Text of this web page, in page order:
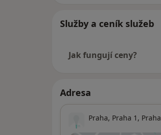
Služby a ceník služeb
Jak fungují ceny?
Adresa
Praha, Praha 1 , Praha